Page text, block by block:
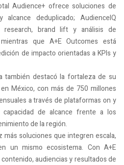
Audience+ ofrece soluciones de
deduplicado; AudienceIQ
research, brand lift y análisis de
que A+E Outcomes está
de impacto orientadas a KPIs y
también destacó la fortaleza de su
México, con más de 750 millones
a través de plataformas on y
de alcance frente a los
de la región.
más soluciones que integren escala,
un mismo ecosistema. Con A+E
audiencias y resultados de